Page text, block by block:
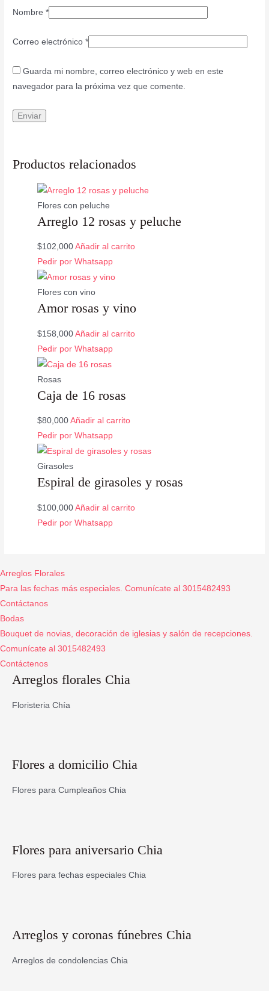
Nombre*
Correo electrónico*
Guarda mi nombre, correo electrónico y web en este
navegador para la próxima vez que comente.
Productos relacionados
Flores con peluche
Arreglo 12 rosas y peluche
$102,000 Añadir al carrito
Pedir por Whatsapp
Flores con vino
Amor rosas y vino
$158,000 Añadir al carrito
Pedir por Whatsapp
Rosas
Caja de 16 rosas
$80,000 Añadir al carrito
Pedir por Whatsapp
Girasoles
Espiral de girasoles y rosas
$100,000 Añadir al carrito
Pedir por Whatsapp
Arreglos Florales
Para las fechas más especiales. Comunícate al 3015482493
Contáctanos
Bodas
Bouquet de novias, decoración de iglesias y salón de recepciones.
Comunícate al 3015482493
Contáctenos
Arreglos florales Chia
Floristeria Chía
Flores a domicilio Chia
Flores para Cumpleaños Chia
Flores para aniversario Chia
Flores para fechas especiales Chia
Arreglos y coronas fúnebres Chia
Arreglos de condolencias Chia